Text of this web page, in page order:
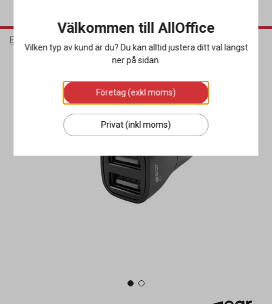
Elektronik
Välkommen till AllOffice
Vilken typ av kund är du? Du kan alltid justera ditt val längst
ner på sidan.
Företag (exkl moms)
Privat (inkl moms)